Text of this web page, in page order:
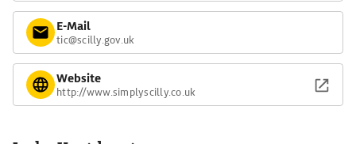
E-Mail
tic@scilly.gov.uk
Website
http://www.simplyscilly.co.uk